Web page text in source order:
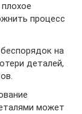
процесс
на
деталей,
может